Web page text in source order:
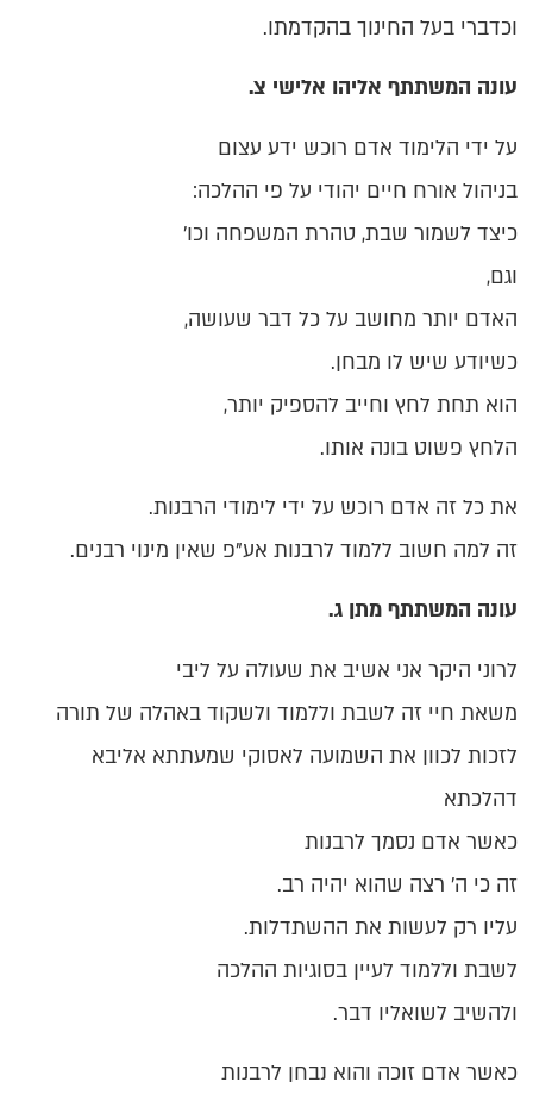
וכדברי בעל החינוך בהקדמתו.
עונה המשתתף אליהו אלישי צ.
על ידי הלימוד אדם רוכש ידע עצום
בניהול אורח חיים יהודי על פי ההלכה:
כיצד לשמור שבת, טהרת המשפחה וכו'
וגם,
האדם יותר מחושב על כל דבר שעושה,
כשיודע שיש לו מבחן.
הוא תחת לחץ וחייב להספיק יותר,
הלחץ פשוט בונה אותו.
את כל זה אדם רוכש על ידי לימודי הרבנות.
זה למה חשוב ללמוד לרבנות אע"פ שאין מינוי רבנים.
עונה המשתתף מתן ג.
לרוני היקר אני אשיב את שעולה על ליבי
משאת חיי זה לשבת וללמוד ולשקוד באהלה של תורה
לזכות לכוון את השמועה לאסוקי שמעתתא אליבא
דהלכתא
כאשר אדם נסמך לרבנות
זה כי ה' רצה שהוא יהיה רב.
עליו רק לעשות את ההשתדלות.
לשבת וללמוד לעיין בסוגיות ההלכה
ולהשיב לשואליו דבר.
כאשר אדם זוכה והוא נבחן לרבנות